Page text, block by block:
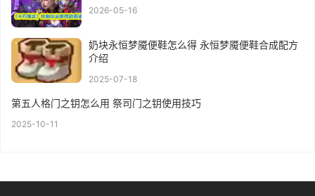
2026-05-16
奶块永恒梦魇便鞋怎么得 永恒梦魇便鞋合成配方
介绍
2025-07-18
第五人格门之钥怎么用 祭司门之钥使用技巧
2025-10-11